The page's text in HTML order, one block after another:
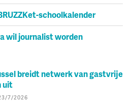
schoolkalender
wil journalist worden
breidt netwerk van gastvrije
uit
7/2026